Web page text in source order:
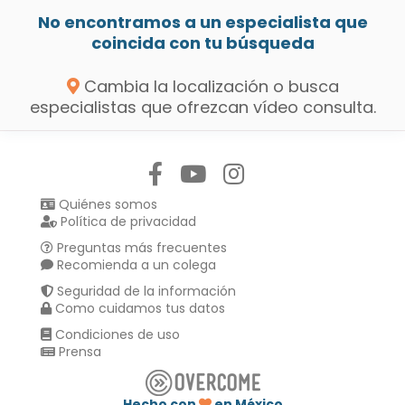
No encontramos a un especialista que
coincida con tu búsqueda
Cambia la localización o busca
especialistas que ofrezcan vídeo consulta.
Quiénes somos
Política de privacidad
Preguntas más frecuentes
Recomienda a un colega
Seguridad de la información
Como cuidamos tus datos
Condiciones de uso
Prensa